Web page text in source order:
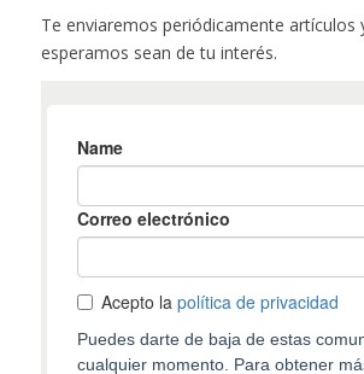
Te enviaremos periódicamente artículos
esperamos sean de tu interés.